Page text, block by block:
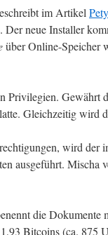
im Artikel
Der neue Installer
über Online-Speicher
Privilegien. Gewährt
Gleichzeitig wird
wird der
ausgeführt. Mischa
die Dokumente
Bitcoins (ca. 875